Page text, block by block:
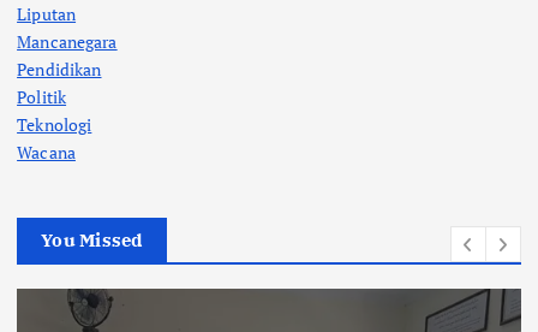
Liputan
Mancanegara
Pendidikan
Politik
Teknologi
Wacana
You Missed